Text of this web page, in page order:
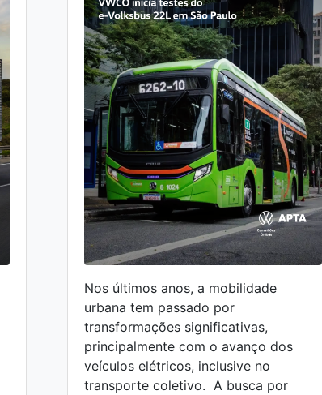
Nos últimos anos, a mobilidade
urbana tem passado por
transformações significativas,
principalmente com o avanço dos
veículos elétricos, inclusive no
transporte coletivo. A busca por